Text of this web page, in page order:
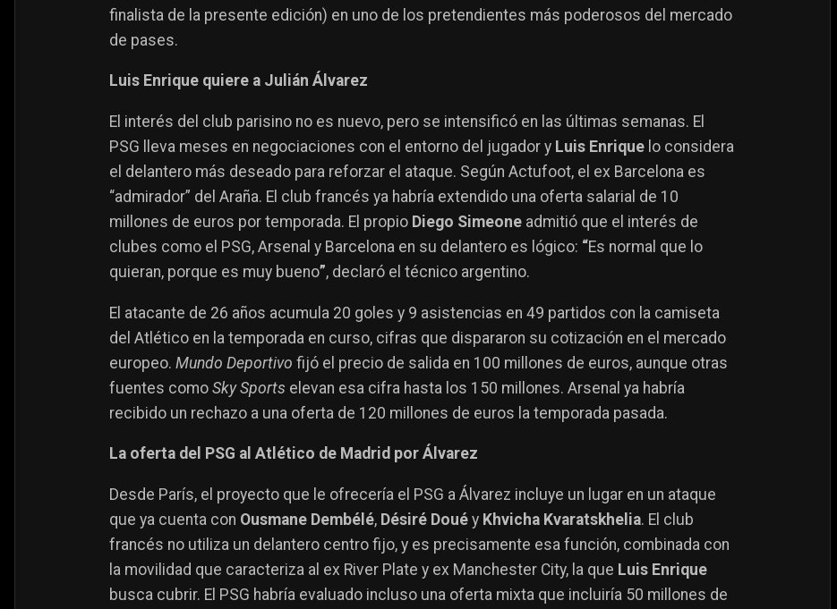
finalista de la presente edición) en uno de los pretendientes más poderosos del mercado
de pases.
Luis Enrique quiere a Julián Álvarez
El interés del club parisino no es nuevo, pero se intensificó en las últimas semanas. El
PSG lleva meses en negociaciones con el entorno del jugador y Luis Enrique lo considera
el delantero más deseado para reforzar el ataque. Según Actufoot, el ex Barcelona es
“admirador” del Araña. El club francés ya habría extendido una oferta salarial de 10
millones de euros por temporada. El propio Diego Simeone admitió que el interés de
clubes como el PSG, Arsenal y Barcelona en su delantero es lógico: “Es normal que lo
quieran, porque es muy bueno”, declaró el técnico argentino.
El atacante de 26 años acumula 20 goles y 9 asistencias en 49 partidos con la camiseta
del Atlético en la temporada en curso, cifras que dispararon su cotización en el mercado
europeo. Mundo Deportivo fijó el precio de salida en 100 millones de euros, aunque otras
fuentes como Sky Sports elevan esa cifra hasta los 150 millones. Arsenal ya habría
recibido un rechazo a una oferta de 120 millones de euros la temporada pasada.
La oferta del PSG al Atlético de Madrid por Álvarez
Desde París, el proyecto que le ofrecería el PSG a Álvarez incluye un lugar en un ataque
que ya cuenta con Ousmane Dembélé, Désiré Doué y Khvicha Kvaratskhelia. El club
francés no utiliza un delantero centro fijo, y es precisamente esa función, combinada con
la movilidad que caracteriza al ex River Plate y ex Manchester City, la que Luis Enrique
busca cubrir. El PSG habría evaluado incluso una oferta mixta que incluiría 50 millones de